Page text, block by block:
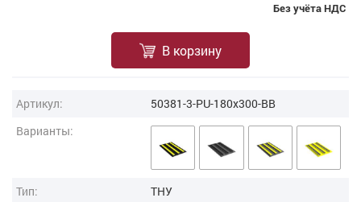
Без учёта НДС
В корзину
Артикул:
50381-3-PU-180x300-BB
Варианты:
Тип:
ТНУ